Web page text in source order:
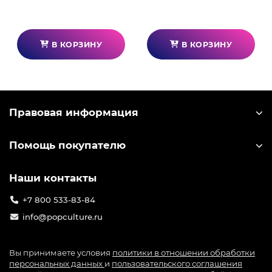
В КОРЗИНУ В КОРЗИНУ
Правовая информация
Помощь покупателю
Наши контакты
+7 800 533-83-84
info@popculture.ru
Вы принимаете условия политики в отношении обработки
персональных данных и пользовательского соглашения